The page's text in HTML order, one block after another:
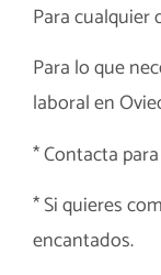
Para cualquier
Para lo que
laboral en
*Contacta
* Si quieres
encantados.